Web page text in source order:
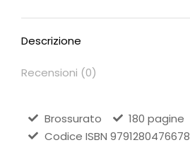
Descrizione
Recensioni (0)
Brossurato 180 pagine
Codice ISBN 9791280476678